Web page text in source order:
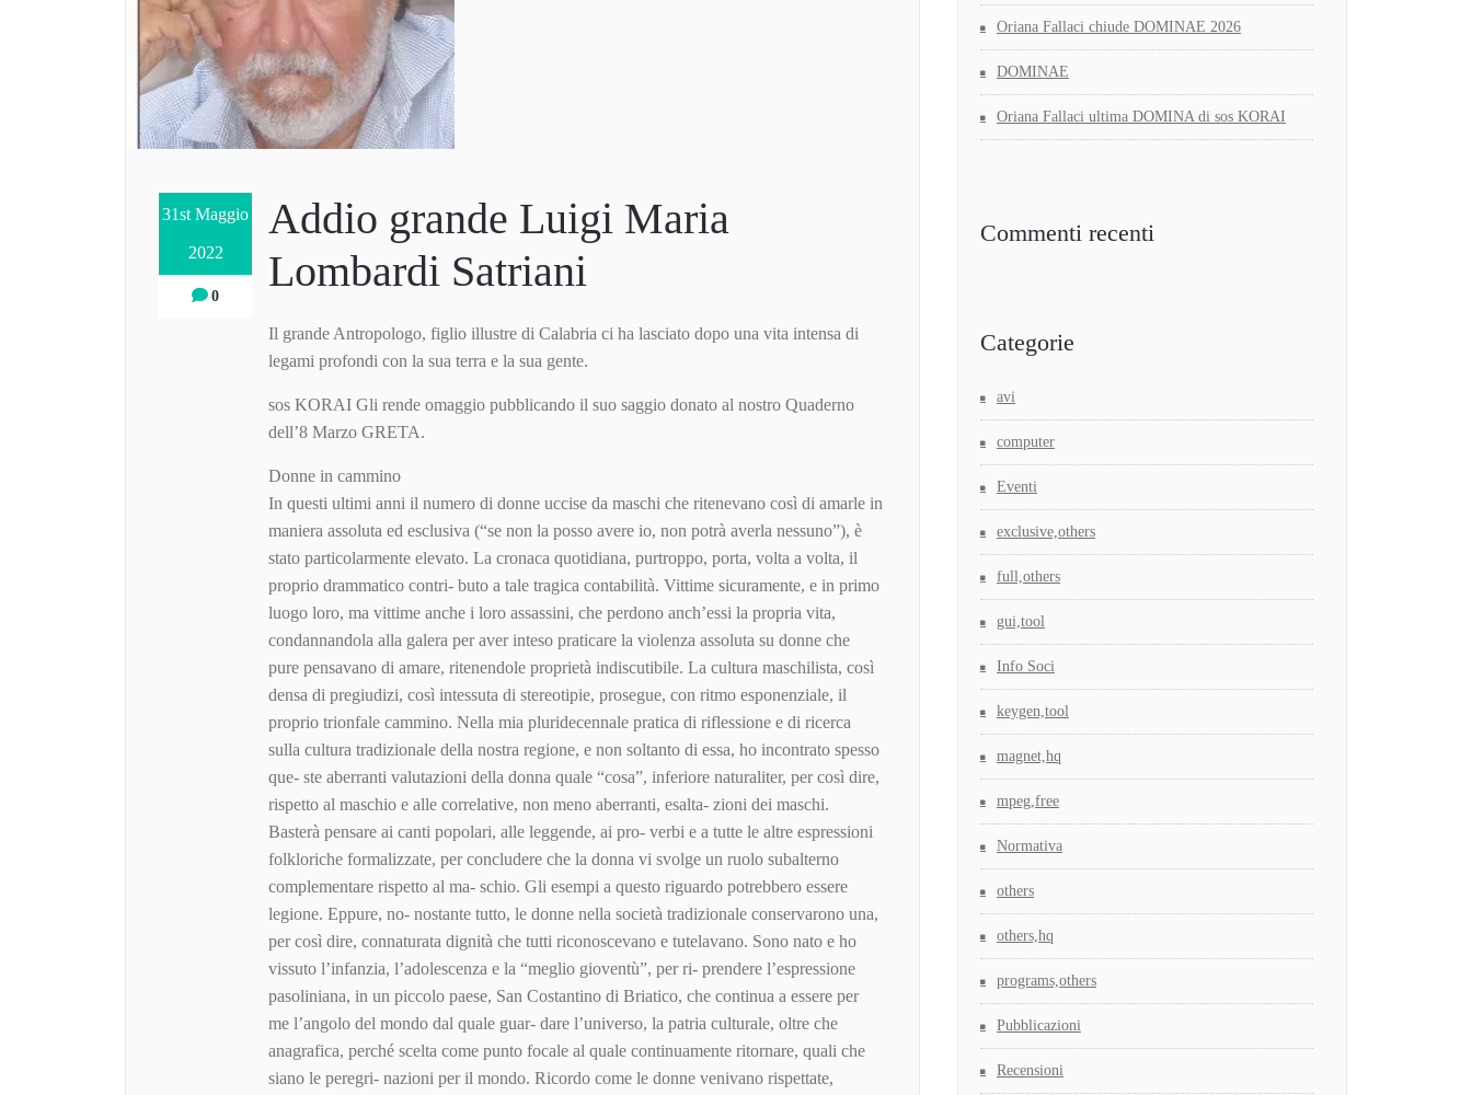
31st Maggio
2022
0
Addio grande Luigi Maria
Lombardi Satriani
Il grande Antropologo, figlio illustre di Calabria ci ha lasciato dopo una vita intensa di
legami profondi con la sua terra e la sua gente.
sos KORAI Gli rende omaggio pubblicando il suo saggio donato al nostro Quaderno
dell’8 Marzo GRETA.
Donne in cammino
In questi ultimi anni il numero di donne uccise da maschi che ritenevano così di amarle in
maniera assoluta ed esclusiva (“se non la posso avere io, non potrà averla nessuno”), è
stato particolarmente elevato. La cronaca quotidiana, purtroppo, porta, volta a volta, il
proprio drammatico contri- buto a tale tragica contabilità. Vittime sicuramente, e in primo
luogo loro, ma vittime anche i loro assassini, che perdono anch’essi la propria vita,
condannandola alla galera per aver inteso praticare la violenza assoluta su donne che
pure pensavano di amare, ritenendole proprietà indiscutibile. La cultura maschilista, così
densa di pregiudizi, così intessuta di stereotipie, prosegue, con ritmo esponenziale, il
proprio trionfale cammino. Nella mia pluridecennale pratica di riflessione e di ricerca
sulla cultura tradizionale della nostra regione, e non soltanto di essa, ho incontrato spesso
que- ste aberranti valutazioni della donna quale “cosa”, inferiore naturaliter, per così dire,
rispetto al maschio e alle correlative, non meno aberranti, esalta- zioni dei maschi.
Basterà pensare ai canti popolari, alle leggende, ai pro- verbi e a tutte le altre espressioni
folkloriche formalizzate, per concludere che la donna vi svolge un ruolo subalterno
complementare rispetto al ma- schio. Gli esempi a questo riguardo potrebbero essere
legione. Eppure, no- nostante tutto, le donne nella società tradizionale conservarono una,
per così dire, connaturata dignità che tutti riconoscevano e tutelavano. Sono nato e ho
vissuto l’infanzia, l’adolescenza e la “meglio gioventù”, per ri- prendere l’espressione
pasoliniana, in un piccolo paese, San Costantino di Briatico, che continua a essere per
me l’angolo del mondo dal quale guar- dare l’universo, la patria culturale, oltre che
anagrafica, perché scelta come punto focale al quale continuamente ritornare, quali che
siano le peregri- nazioni per il mondo. Ricordo come le donne venivano rispettate,
Oriana Fallaci chiude DOMINAE 2026
DOMINAE
Oriana Fallaci ultima DOMINA di sos KORAI
Commenti recenti
Categorie
avi
computer
Eventi
exclusive,others
full,others
gui,tool
Info Soci
keygen,tool
magnet,hq
mpeg,free
Normativa
others
others,hq
programs,others
Pubblicazioni
Recensioni